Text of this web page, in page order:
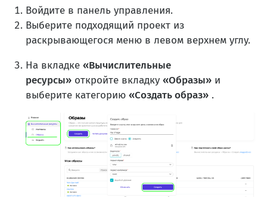
Войдите в панель управления.
Выберите подходящий проект из
раскрывающегося меню в левом верхнем углу.
На вкладке «Вычислительные
ресурсы»откройте вкладку «Образы»и
выберите категорию «Создать образ».